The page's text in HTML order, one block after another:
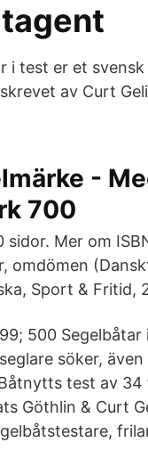
i test er et
av Curt
-
700
Mer om
omdömen
Sport & Fritid,
500 Segelbåtar
söker,
test av
Göthlin & Curt